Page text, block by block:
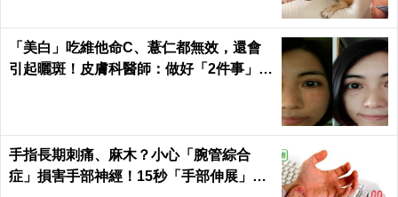
「美白」吃維他命C、薏仁都無效，還會
引起曬斑！皮膚科醫師：做好「2件事」最
手指長期刺痛、麻木？小心「腕管綜合
症」損害手部神經！15秒「手部伸展」這